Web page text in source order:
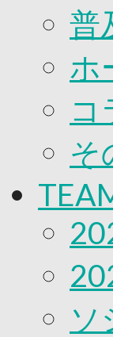
ジュニ
ユース
練習拠
SCHOOL
CLUB
パート
クラブ
クラブ
サステ
応援プ
普
ホ
コ
そ
ソ